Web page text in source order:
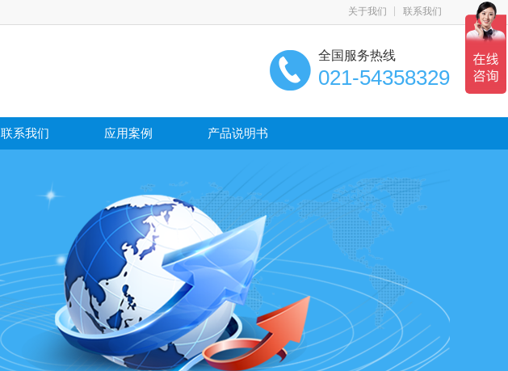
关于我们 联系我们
全国服务热线
021-54358329
联系我们 应用案例 产品说明书